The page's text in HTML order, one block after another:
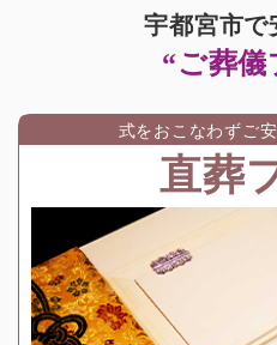
宇都宮市で
“ご葬儀
式をおこなわずご
直葬